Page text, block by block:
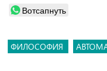
Вотсапнуть
ФИЛОСОФИЯ